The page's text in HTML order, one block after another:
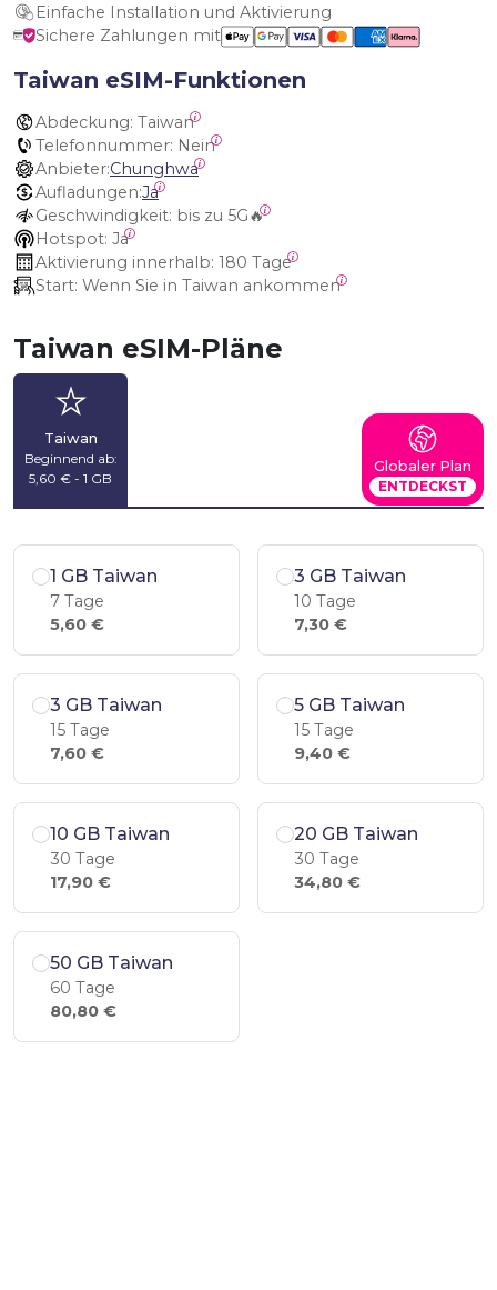
Einfache Installation und Aktivierung
Sichere Zahlungen mit
Taiwan eSIM-Funktionen
Abdeckung: Taiwan
Telefonnummer: Nein
Anbieter:Chunghwa
Aufladungen:Ja
Geschwindigkeit: bis zu 5G🔥
Hotspot: Ja
Aktivierung innerhalb: 180 Tage
Start: Wenn Sie in Taiwan ankommen
Taiwan eSIM-Pläne
Taiwan
Beginnend ab:
5,60 € - 1 GB
Globaler Plan
ENTDECKST
1 GB Taiwan
7 Tage
5,60 €
3 GB Taiwan
10 Tage
7,30 €
3 GB Taiwan
15 Tage
7,60 €
5 GB Taiwan
15 Tage
9,40 €
10 GB Taiwan
30 Tage
17,90 €
20 GB Taiwan
30 Tage
34,80 €
50 GB Taiwan
60 Tage
80,80 €